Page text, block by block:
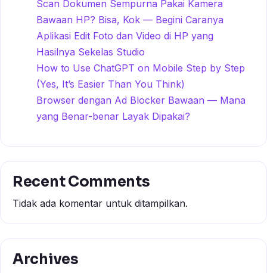
Scan Dokumen Sempurna Pakai Kamera
Bawaan HP? Bisa, Kok — Begini Caranya
Aplikasi Edit Foto dan Video di HP yang
Hasilnya Sekelas Studio
How to Use ChatGPT on Mobile Step by Step
(Yes, It’s Easier Than You Think)
Browser dengan Ad Blocker Bawaan — Mana
yang Benar-benar Layak Dipakai?
Recent Comments
Tidak ada komentar untuk ditampilkan.
Archives